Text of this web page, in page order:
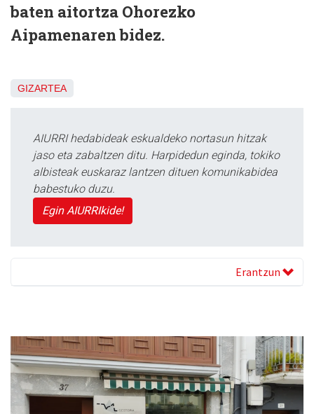
baten aitortza Ohorezko
Aipamenaren bidez.
GIZARTEA
AIURRI hedabideak eskualdeko nortasun hitzak
jaso eta zabaltzen ditu. Harpidedun eginda, tokiko
albisteak euskaraz lantzen dituen komunikabidea
babestuko duzu.
Egin AIURRIkide!
Erantzun